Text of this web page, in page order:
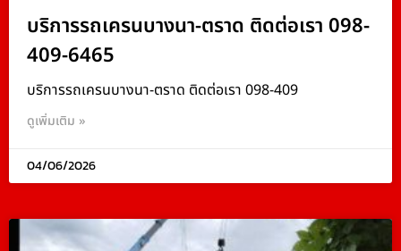
บริการรถเครนบางนา-ตราด ติดต่อเรา 098-
409-6465
บริการรถเครนบางนา-ตราด ติดต่อเรา 098-409
ดูเพิ่มเติม »
04/06/2026